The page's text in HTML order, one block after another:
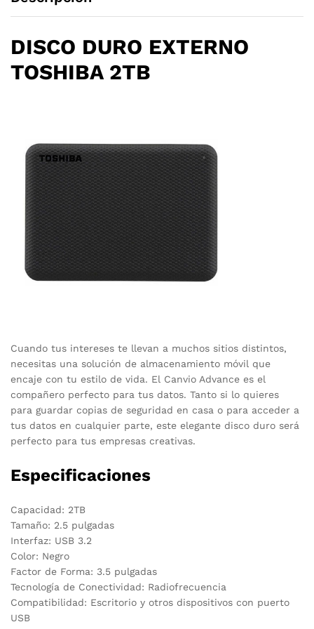
DISCO DURO EXTERNO
TOSHIBA 2TB
Cuando tus intereses te llevan a muchos sitios distintos,
necesitas una solución de almacenamiento móvil que
encaje con tu estilo de vida. El Canvio Advance es el
compañero perfecto para tus datos. Tanto si lo quieres
para guardar copias de seguridad en casa o para acceder a
tus datos en cualquier parte, este elegante disco duro será
perfecto para tus empresas creativas.
Especificaciones
Capacidad: 2TB
Tamaño: 2.5 pulgadas
Interfaz: USB 3.2
Color: Negro
Factor de Forma: 3.5 pulgadas
Tecnología de Conectividad: Radiofrecuencia
Compatibilidad: Escritorio y otros dispositivos con puerto
USB